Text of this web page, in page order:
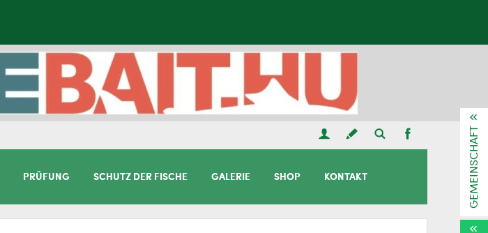
PRÜFUNG SCHUTZ DER FISCHE GALERIE SHOP KONTAKT GEMEINSCHAFT